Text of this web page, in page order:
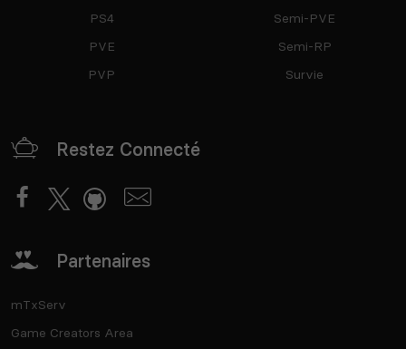
PS4
PVE
PVP
Semi-PVE
Semi-RP
Survie
Restez Connecté
Partenaires
mTxServ
Game Creators Area